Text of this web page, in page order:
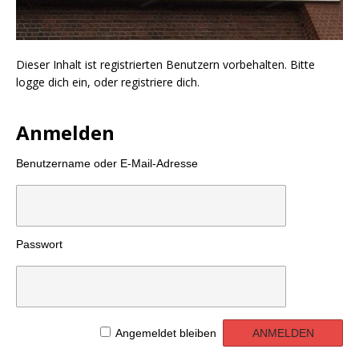
Dieser Inhalt ist registrierten Benutzern vorbehalten. Bitte
logge dich ein, oder registriere dich.
Anmelden
Benutzername oder E-Mail-Adresse
Passwort
Angemeldet bleiben